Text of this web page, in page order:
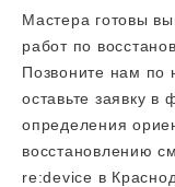
Мастера готовы
работ по
Позвоните нам по
оставьте заявку
определения
восстановлению
re:device в